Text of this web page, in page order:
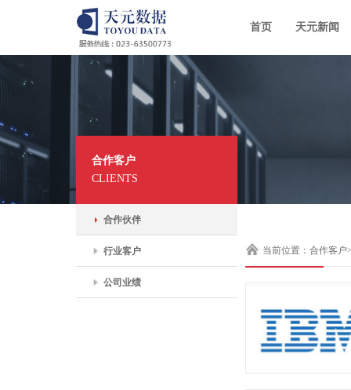
首页 天元新闻
合作客户
CLIENTS
合作伙伴
行业客户
公司业绩
当前位置：合作客户